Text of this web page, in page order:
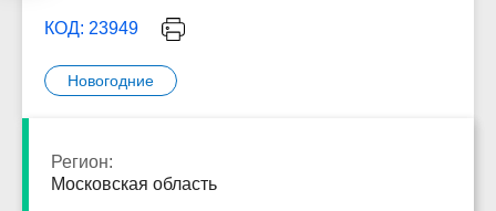
КОД: 23949
Новогодние
Регион:
Московская область